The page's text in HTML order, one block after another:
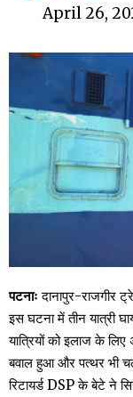
April 26,
पटनाः दानापुर-राजगीर
इस घटना में तीन यात्री
यात्रियों को इलाज के
बवाल हुआ और पत्थर भी
रिटायर्ड DSP के बेटे ने